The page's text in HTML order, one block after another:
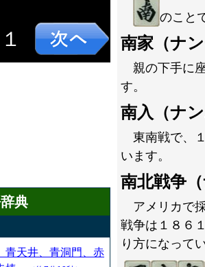
典
青天井、青洞門、赤
のこと
南家（ナン
親の下手に
す。
南入（ナン
東南戦で、
います。
南北戦争
アメリカで
戦争は１８６
り方になって